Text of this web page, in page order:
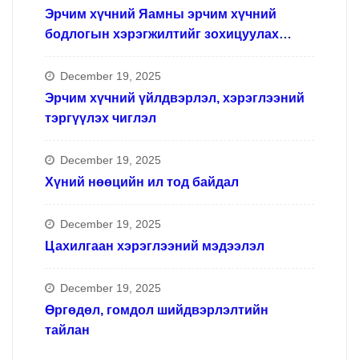
Эрчим хүчний Яамны эрчим хүчний
бодлогын хэрэгжилтийг зохицуулах
December 19, 2025
Эрчим хүчний үйлдвэрлэл, хэрэглээний
тэргүүлэх чиглэл
December 19, 2025
Хүний нөөцийн ил тод байдал
December 19, 2025
Цахилгаан хэрэглээний мэдээлэл
December 19, 2025
Өргөдөл, гомдол шийдвэрлэлтийн
тайлан